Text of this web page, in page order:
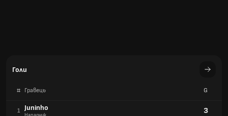
Голи
# Гравець G
1 Juninho 3